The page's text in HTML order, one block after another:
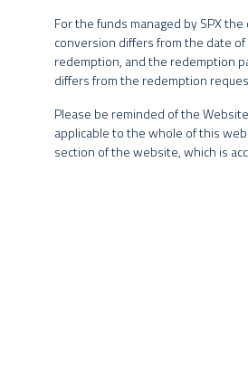
O Grupo SPX, seus administradores,
responsabilizam pela publicação
incorretas, e isentam-se de
danos resultantes direta ou
informações contidas neste website.
O conteúdo deste website não pode ser
publicado, retransmitido ou distribuído,
COTA DE
APLICAÇÃO
(D+0)
COTA DE RESGATE
Cota de
solicitação
PAGAMENTO DO
RESGATE
2º dia útil
conversão
TAXA DE
For the funds managed by SPX
conversion differs from the date
redemption, and the redemption
differs from the redemption
Please be reminded of the
applicable to the whole of this
section of the website, which is